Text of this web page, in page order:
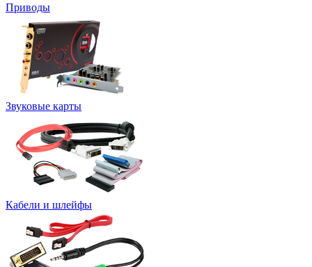
Приводы
Звуковые карты
Кабели и шлейфы